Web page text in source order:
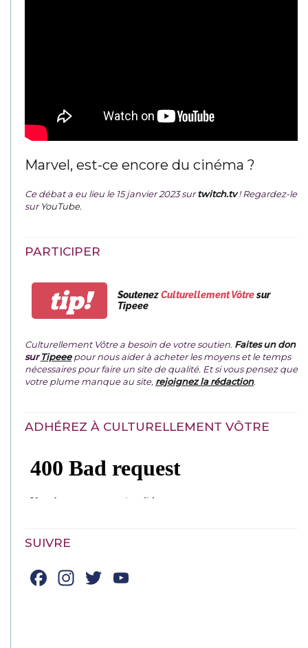
Marvel, est-ce encore du cinéma ?
Ce débat a eu lieu le 15 janvier 2023 surtwitch.tv ! Regardez-le
surYouTube.
PARTICIPER
tip! SoutenezCulturellement Vôtresur
Tipeee
Culturellement Vôtre a besoin de votre soutien. Faites un don
surTipeeepour nous aider à acheter les moyens et le temps
nécessaires pour faire un site de qualité. Et si vous pensez que
votre plume manque au site, rejoignez la rédaction.
ADHÉREZ À CULTURELLEMENT VÔTRE
SUIVRE
Facebook
Instagram
Twitter